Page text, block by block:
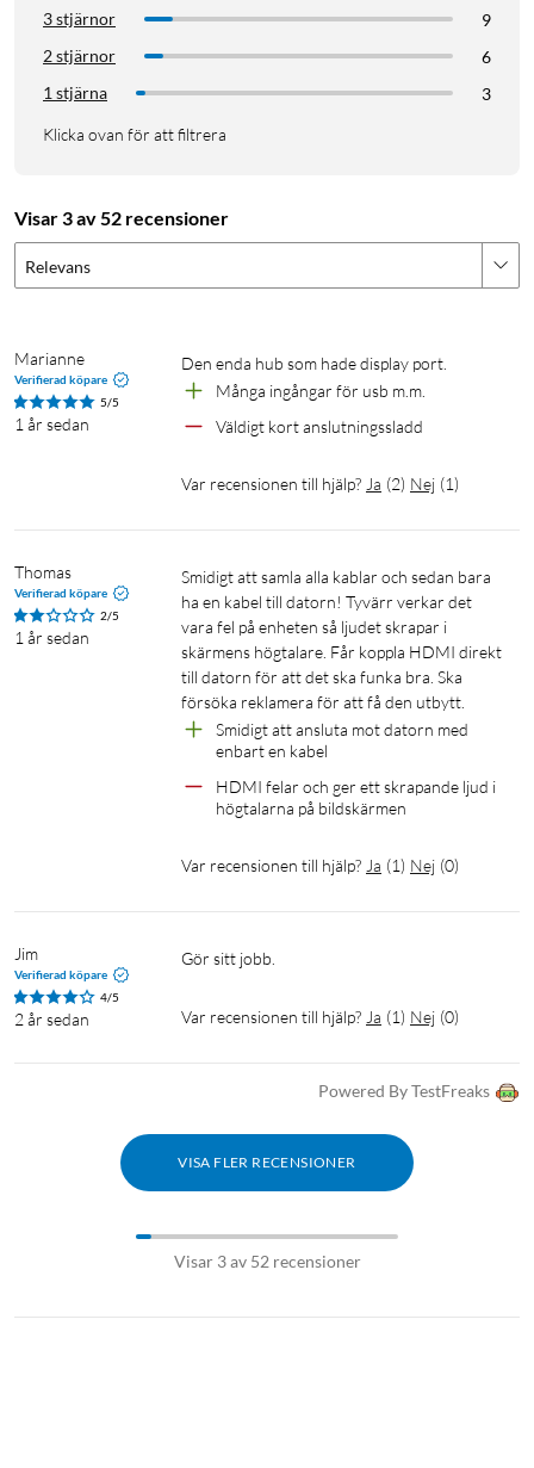
3 stjärnor
9
2 stjärnor
6
1 stjärna
3
Klicka ovan för att filtrera
Visar 3 av 52 recensioner
Relevans
Marianne
Verifierad köpare
5/5
1 år sedan
Den enda hub som hade display port.
Många ingångar för usb m.m.
Väldigt kort anslutningssladd
Var recensionen till hjälp? Ja (2) Nej (1)
Thomas
Verifierad köpare
2/5
1 år sedan
Smidigt att samla alla kablar och sedan bara
ha en kabel till datorn! Tyvärr verkar det
vara fel på enheten så ljudet skrapar i
skärmens högtalare. Får koppla HDMI direkt
till datorn för att det ska funka bra. Ska
försöka reklamera för att få den utbytt.
Smidigt att ansluta mot datorn med
enbart en kabel
HDMI felar och ger ett skrapande ljud i
högtalarna på bildskärmen
Var recensionen till hjälp? Ja (1) Nej (0)
Jim
Verifierad köpare
4/5
2 år sedan
Gör sitt jobb.
Var recensionen till hjälp? Ja (1) Nej (0)
Powered By TestFreaks
VISA FLER RECENSIONER
Visar 3 av 52 recensioner